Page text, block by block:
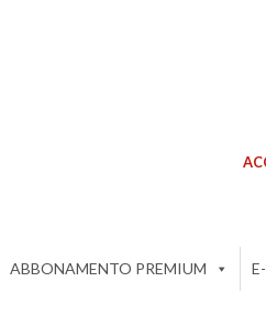
ABBONAMENTO PREMIUM